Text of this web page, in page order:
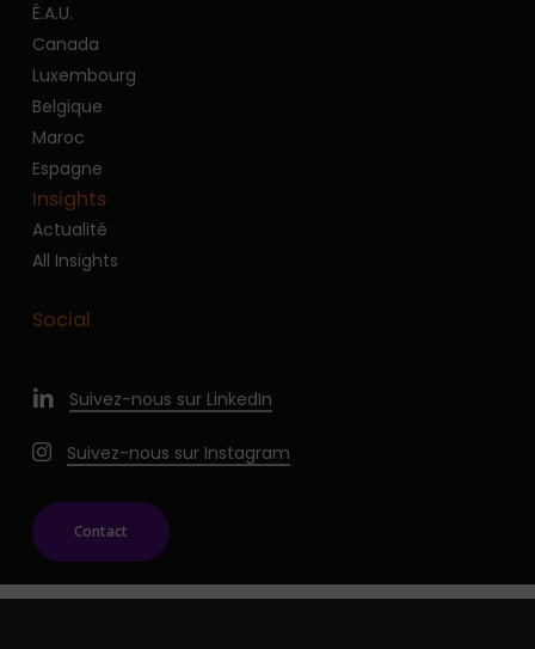
É.A.U.
Canada
Luxembourg
Belgique
Maroc
Espagne
Insights
Actualité
All Insights
Social
Suivez-nous sur LinkedIn
Suivez-nous sur Instagram
Contact